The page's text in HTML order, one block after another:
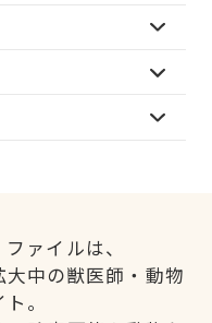
ァイルは、
中の獣医師・動物
。